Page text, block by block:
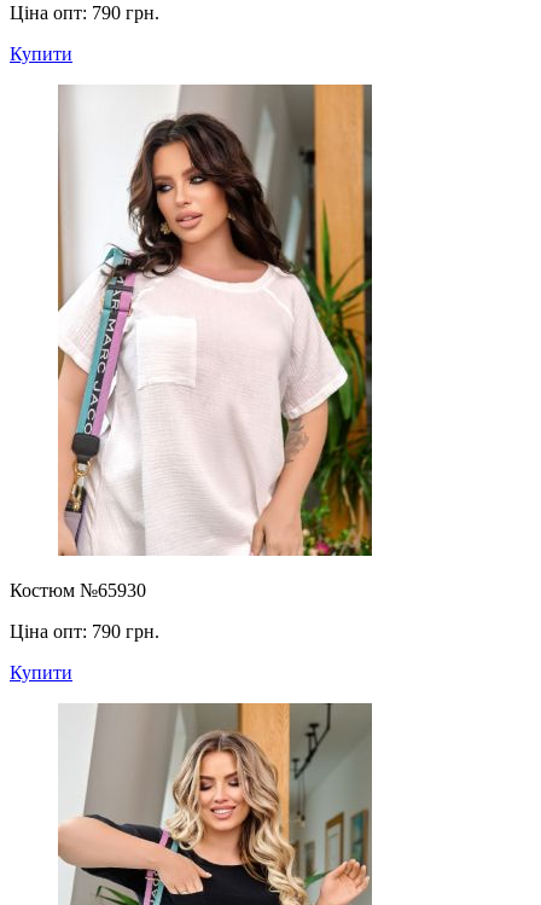
Ціна опт: 790 грн.
Купити
Костюм №65930
Ціна опт: 790 грн.
Купити